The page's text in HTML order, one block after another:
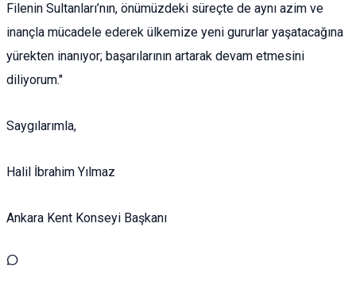
​Filenin Sultanları’nın, önümüzdeki süreçte de aynı azim ve
inançla mücadele ederek ülkemize yeni gururlar yaşatacağına
yürekten inanıyor; başarılarının artarak devam etmesini
diliyorum."
​Saygılarımla,
Halil İbrahim Yılmaz
Ankara Kent Konseyi Başkanı